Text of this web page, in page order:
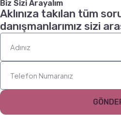
Biz Sizi Arayalım
Aklınıza takılan tüm
danışmanlarımız sizi